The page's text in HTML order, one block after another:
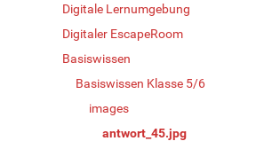
Digitale Lernumgebung
Digitaler EscapeRoom
Basiswissen
Basiswissen Klasse 5/6
images
antwort_45.jpg